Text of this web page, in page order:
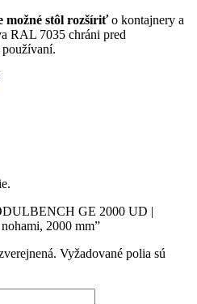
možné stôl rozšíriťo kontajnery a
RAL 7035 chráni pred
GE 2000 UD |
2000 mm”
Vyžadované polia sú